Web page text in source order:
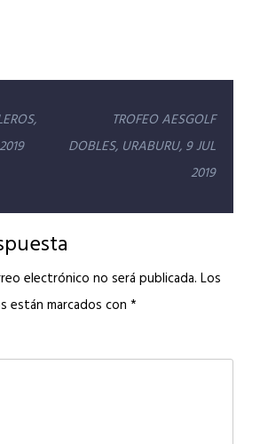
TROFEO AESGOLF
DOBLES, URABURU, 9 JUL
2019
electrónico no será publicada. Los
están marcados con *